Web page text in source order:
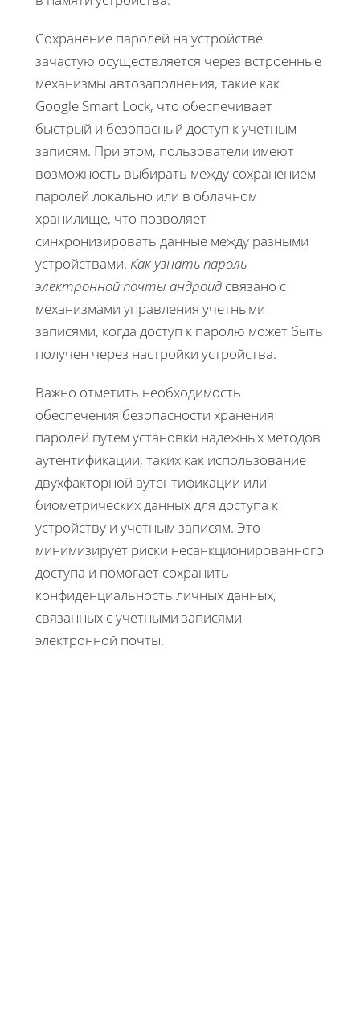
Сохранение паролей на устройстве
зачастую осуществляется через встроенные
механизмы автозаполнения, такие как
Google Smart Lock, что обеспечивает
быстрый и безопасный доступ к учетным
записям. При этом, пользователи имеют
возможность выбирать между сохранением
паролей локально или в облачном
хранилище, что позволяет
синхронизировать данные между разными
устройствами. Как узнать пароль
электронной почты андроид связано с
механизмами управления учетными
записями, когда доступ к паролю может быть
получен через настройки устройства.
Важно отметить необходимость
обеспечения безопасности хранения
паролей путем установки надежных методов
аутентификации, таких как использование
двухфакторной аутентификации или
биометрических данных для доступа к
устройству и учетным записям. Это
минимизирует риски несанкционированного
доступа и помогает сохранить
конфиденциальность личных данных,
связанных с учетными записями
электронной почты.